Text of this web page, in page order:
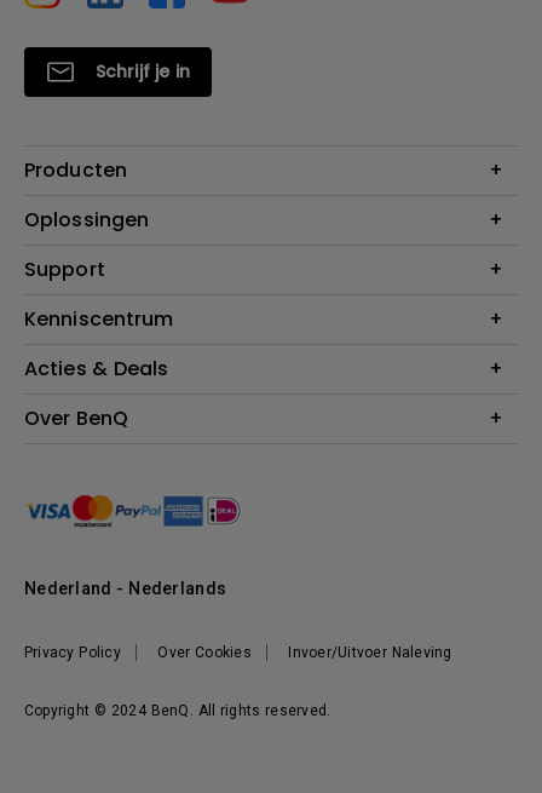
Schrijf je in
Producten
Projectoren
Verlichting
Speakers
Oplossingen
Education
Support
Contact
BenQ Shop - FAQ
BenQ Shop - Retourneren
Kenniscentrum
Blog
Acties & Deals
Evenementen & Promoties
Over BenQ
Management
Nieuws
Werken bij BenQ
Copyright © 2024 BenQ. All rights reserved.
Privacy Policy Over Cookies Invoer/Uitvoer Naleving
Nederland - Nederlands